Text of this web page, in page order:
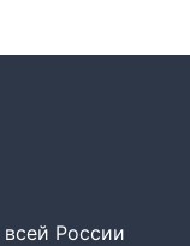
России